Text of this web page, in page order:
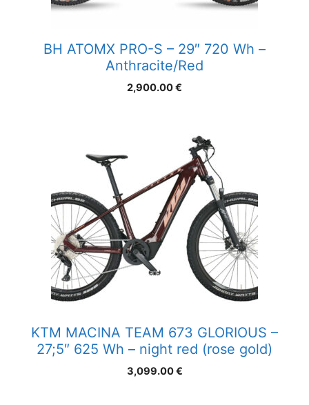
BH ATOMX PRO-S – 29″ 720 Wh –
Anthracite/Red
2,900.00€
KTM MACINA TEAM 673 GLORIOUS –
27;5″ 625 Wh – night red (rose gold)
3,099.00€